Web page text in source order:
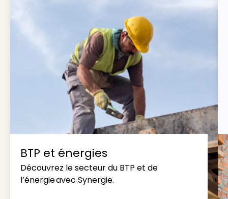
BTP et énergies
Découvrez le secteur du BTP et de
l’énergie avec Synergie.